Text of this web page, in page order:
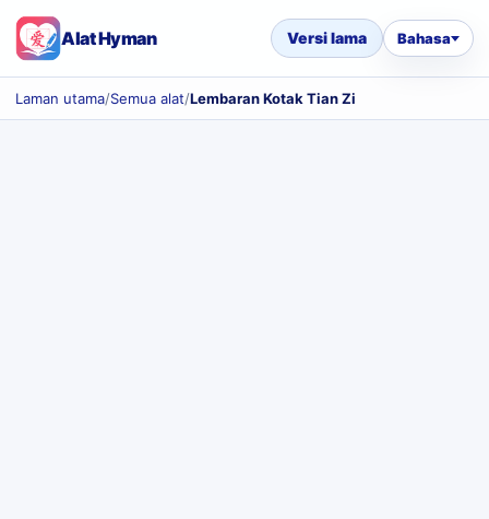
Alat Hyman Versi lama Bahasa
Laman utama/Semua alat/Lembaran Kotak Tian Zi